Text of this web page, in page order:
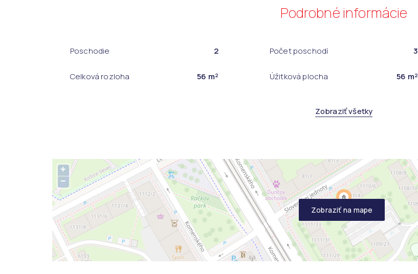
Podrobné informácie
Poschodie 2 Počet poschodí 3
Celková rozloha 56 m² Úžitková plocha 56 m²
Zobraziť všetky
Zobraziť na mape
+
−